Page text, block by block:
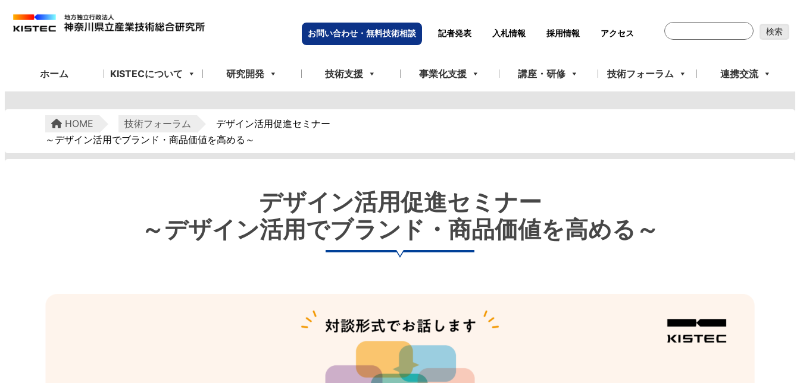
お問い合わせ・無料技術相談 記者発表 入札情報 採用情報 アクセス
ホーム KISTECについて 研究開発 技術支援 事業化支援 講座・研修 技術フォーラム 連携交流
HOME 技術フォーラム
デザイン活用促進セミナー
～デザイン活用でブランド・商品価値を高める～
デザイン活用促進セミナー
～デザイン活用でブランド・商品価値を高める～